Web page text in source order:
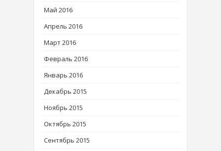
Май 2016
Апрель 2016
Март 2016
Февраль 2016
Январь 2016
Декабрь 2015
Ноябрь 2015
Октябрь 2015
Сентябрь 2015